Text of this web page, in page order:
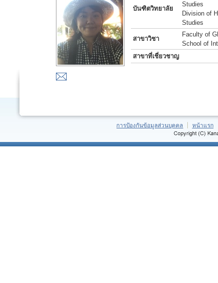
บันฑิตวิทยาลัย
Studies
Division of
Studies
สาขาวิชา
Faculty of
School of
สาขาที่เชี่ยวชาญ
การป้องกันข้อมูลส่วนบุคคล หน้าแรก